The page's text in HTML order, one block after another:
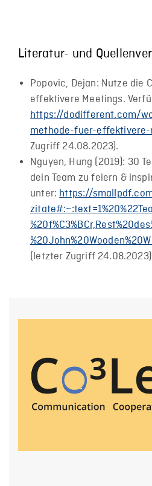
Literatur- und
Popovic, Dejan: Nutze die
effektivere Meetings.
https://dodifferent.com/
methode-fuer-
Zugriff 24.08.2023).
Nguyen, Hung (2019): 30
dein Team zu feiern &
unter:https://
(letzter Zugriff